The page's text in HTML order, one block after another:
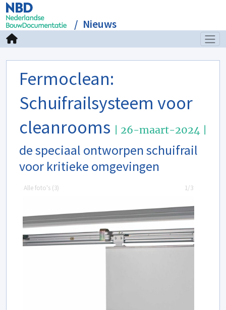
Nieuws
Fermoclean:
Schuifrailsysteem voor
cleanrooms
| 26-maart-2024 |
de speciaal ontworpen schuifrail
voor kritieke omgevingen
Alle foto's (3) 1/3